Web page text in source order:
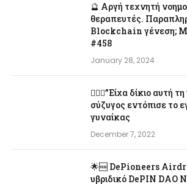
🔮 Αργή τεχνητή
θεραπευτές.
Blockchain γένεση;
#458
January 28, 2024
👨‍❤️‍👩”Είχα δίκιο αυτή
σύζυγος εντόπισε το
γυναίκας
December 7, 2022
🌟🆓 DePioneers
υβριδικό DePIN DAO